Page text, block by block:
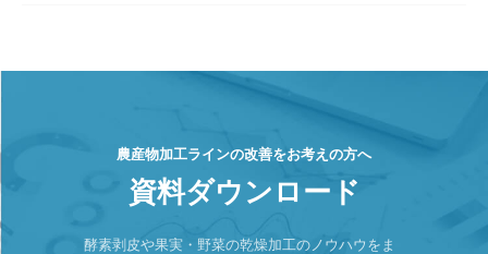
農産物加工ラインの改善をお考えの方へ
資料ダウンロード
酵素剥皮や果実・野菜の乾燥加工のノウハウをま